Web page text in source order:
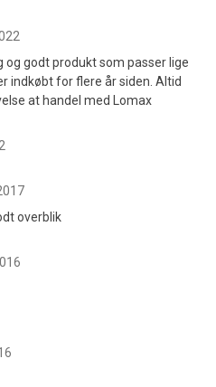
og godt produkt som passer lige
indkøbt for flere år siden. Altid
at handel med Lomax
overblik